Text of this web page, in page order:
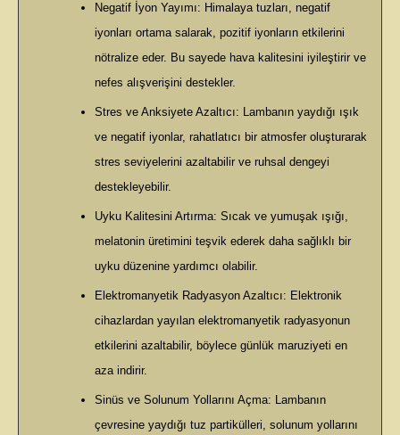
Negatif İyon Yayımı: Himalaya tuzları, negatif
iyonları ortama salarak, pozitif iyonların etkilerini
nötralize eder. Bu sayede hava kalitesini iyileştirir ve
nefes alışverişini destekler.
Stres ve Anksiyete Azaltıcı: Lambanın yaydığı ışık
ve negatif iyonlar, rahatlatıcı bir atmosfer oluşturarak
stres seviyelerini azaltabilir ve ruhsal dengeyi
destekleyebilir.
Uyku Kalitesini Artırma: Sıcak ve yumuşak ışığı,
melatonin üretimini teşvik ederek daha sağlıklı bir
uyku düzenine yardımcı olabilir.
Elektromanyetik Radyasyon Azaltıcı: Elektronik
cihazlardan yayılan elektromanyetik radyasyonun
etkilerini azaltabilir, böylece günlük maruziyeti en
aza indirir.
Sinüs ve Solunum Yollarını Açma: Lambanın
çevresine yaydığı tuz partikülleri, solunum yollarını